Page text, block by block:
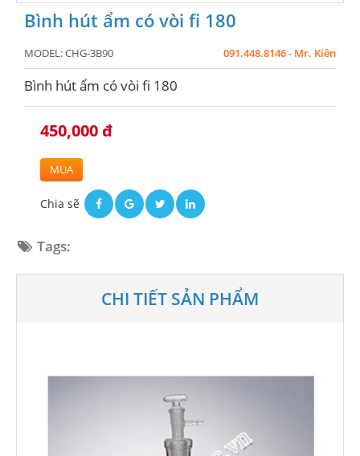
Bình hút ẩm có vòi fi 180
MODEL:CHG-3B90 091.448.8146 - Mr. Kiên
Bình hút ẩm có vòi fi 180
450,000 đ
MUA
Chia sẽ
Tags:
CHI TIẾT SẢN PHẨM